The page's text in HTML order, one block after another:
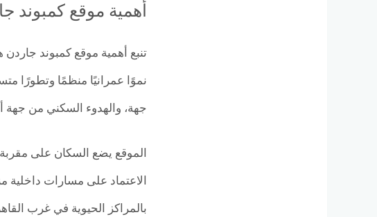
أهمية موقع كمبوند
نموًا عمرانيًا منظمًا وتطورًا
جهة، والهدوء السكني من جهة
الاعتماد على مسارات
بالمراكز الحيوية في غرب